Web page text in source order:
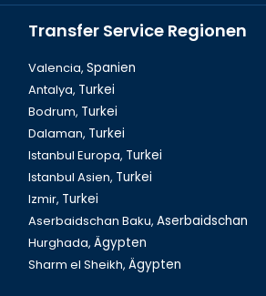
Transfer Service Regionen
Valencia, Spanien
Antalya, Turkei
Bodrum, Turkei
Dalaman, Turkei
Istanbul Europa, Turkei
Istanbul Asien, Turkei
Izmir, Turkei
Aserbaidschan Baku, Aserbaidschan
Hurghada, Ägypten
Sharm el Sheikh, Ägypten